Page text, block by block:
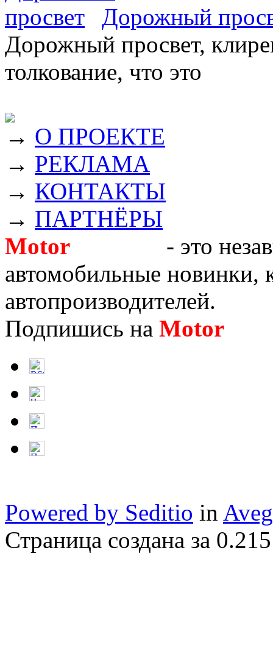
Дорожный
Дорожный просвет,
толкование, что это
→ О ПРОЕКТЕ
→ РЕКЛАМА
→ КОНТАКТЫ
→ ПАРТНЁРЫ
Motor
- это
автомобильные новинки,
автопроизводителей.
Подпишись на Motor
Powered by Seditio in
Страница создана за